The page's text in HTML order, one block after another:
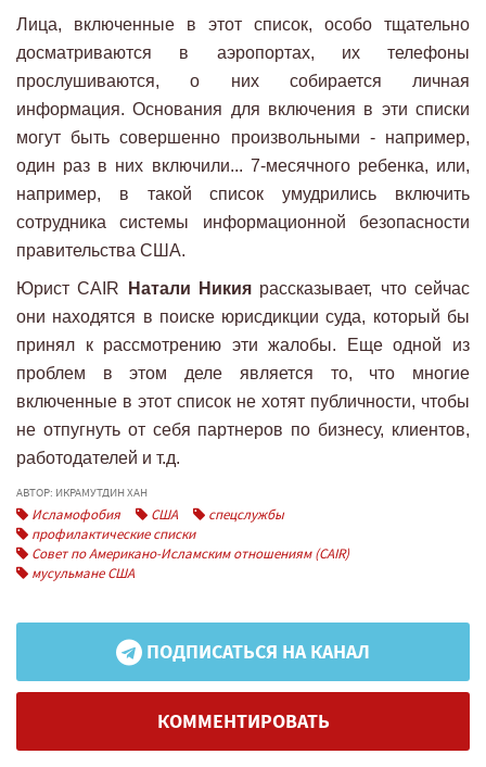
Лица, включенные в этот список, особо тщательно
досматриваются в аэропортах, их телефоны
прослушиваются, о них собирается личная
информация. Основания для включения в эти списки
могут быть совершенно произвольными - например,
один раз в них включили... 7-месячного ребенка, или,
например, в такой список умудрились включить
сотрудника системы информационной безопасности
правительства США.
Юрист CAIR Натали Никия рассказывает, что сейчас
они находятся в поиске юрисдикции суда, который бы
принял к рассмотрению эти жалобы. Еще одной из
проблем в этом деле является то, что многие
включенные в этот список не хотят публичности, чтобы
не отпугнуть от себя партнеров по бизнесу, клиентов,
работодателей и т.д.
АВТОР: ИКРАМУТДИН ХАН
Исламофобия США
спецслужбы
профилактические списки
Совет по Американо-Исламским отношениям (CAIR)
мусульмане США
ПОДПИСАТЬСЯ НА КАНАЛ
КОММЕНТИРОВАТЬ